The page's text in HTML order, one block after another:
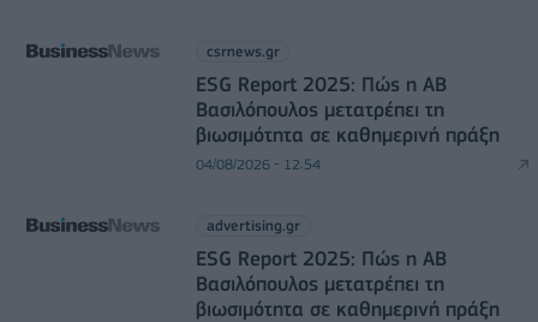
csrnews.gr
ESG Report 2025: Πώς η ΑΒ
Βασιλόπουλος μετατρέπει τη
βιωσιμότητα σε καθημερινή πράξη
04/08/2026 - 12:54
advertising.gr
ESG Report 2025: Πώς η ΑΒ
Βασιλόπουλος μετατρέπει τη
βιωσιμότητα σε καθημερινή πράξη